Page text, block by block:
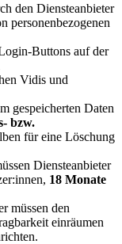
den Diensteanbieter
personenbezogenen
Buttons auf der
Vidis und
gespeicherten Daten
bzw.
für eine Löschung
Diensteanbieter
18 Monate
müssen den
einräumen